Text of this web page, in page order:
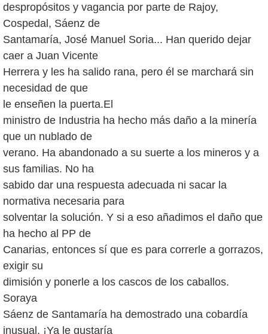
despropósitos y vagancia por parte de Rajoy,
Cospedal, Sáenz de
Santamaría, José Manuel Soria... Han querido dejar
caer a Juan Vicente
Herrera y les ha salido rana, pero él se marchará sin
necesidad de que
le enseñen la puerta.El
ministro de Industria ha hecho más daño a la minería
que un nublado de
verano. Ha abandonado a su suerte a los mineros y a
sus familias. No ha
sabido dar una respuesta adecuada ni sacar la
normativa necesaria para
solventar la solución. Y si a eso añadimos el daño que
ha hecho al PP de
Canarias, entonces sí que es para correrle a gorrazos,
exigir su
dimisión y ponerle a los cascos de los caballos.
Soraya
Sáenz de Santamaría ha demostrado una cobardía
inusual. ¡Ya le gustaría